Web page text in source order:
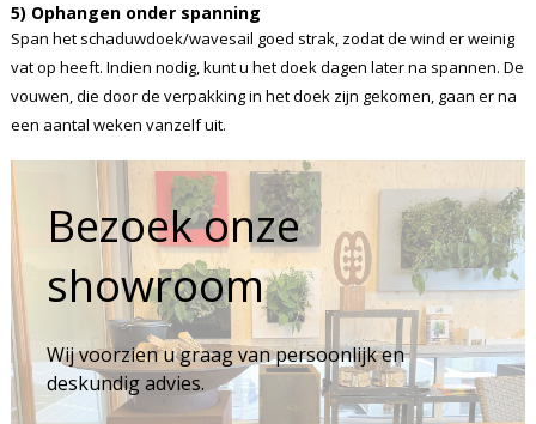
5) Ophangen onder spanning
Span het schaduwdoek/wavesail goed strak, zodat de wind er weinig
vat op heeft. Indien nodig, kunt u het doek dagen later na spannen. De
vouwen, die door de verpakking in het doek zijn gekomen, gaan er na
een aantal weken vanzelf uit.
Bezoek onze
showroom
Wij voorzien u graag van persoonlijk en
deskundig advies.